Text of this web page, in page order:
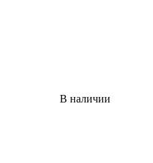
В наличии